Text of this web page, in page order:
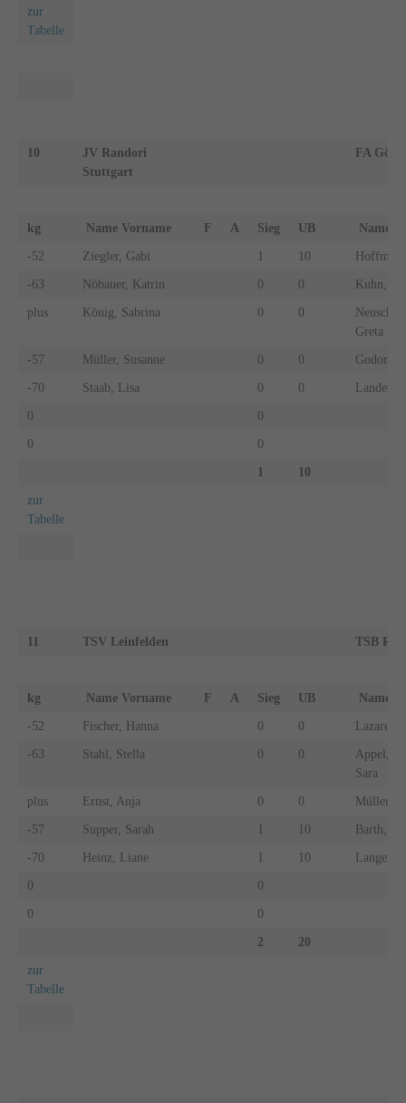
zur
Tabelle
10
JV Randori
Stuttgart
FA
kg Name Vorname F A Sieg UB Name
-52 Ziegler, Gabi 1 10
-63 Nöbauer, Katrin 0 0 Kuhn,
plus König, Sabrina 0 0
Greta
-57 Müller, Susanne 0 0 Godon,
-70 Staab, Lisa 0 0 Lander,
0 0
0 0
1 10
zur
Tabelle
11 TSV Leinfelden TSB
kg Name Vorname F A Sieg UB Name
-52 Fischer, Hanna 0 0
-63 Stahl, Stella 0 0
Appel,
Sara
plus Ernst, Anja 0 0 Müller,
-57 Supper, Sarah 1 10 Barth,
-70 Heinz, Liane 1 10 Langer,
0 0
0 0
2 20
zur
Tabelle